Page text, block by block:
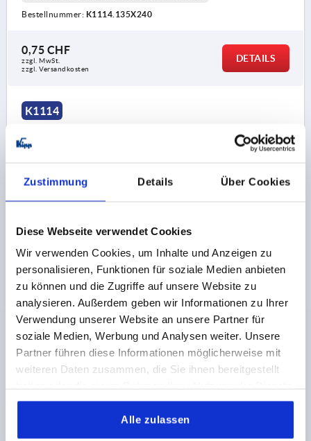
Zustimmung Details Über Cookies
Diese Webseite verwendet Cookies
Wir verwenden Cookies, um Inhalte und Anzeigen zu
personalisieren, Funktionen für soziale Medien anbieten
zu können und die Zugriffe auf unsere Website zu
analysieren. Außerdem geben wir Informationen zu Ihrer
Verwendung unserer Website an unsere Partner für
soziale Medien, Werbung und Analysen weiter. Unsere
Partner führen diese Informationen möglicherweise mit
weiteren Daten zusammen, die Sie ihnen bereitgestellt
gesammelt haben.
Alle zulassen
Bestellnummer: K1114.135X240
0,75 CHF
zzgl. MwSt.
zzgl. Versandkosten
DETAILS
K1114
ZUNGE MIT ANSCHLAG, NACH OBEN GEKRÖPFT L=45,
AUSFÜHRUNG 1=MIT ANSCHLAG
AUSFÜHRUNG 2=NACH OBEN GEKRÖPFT
BREITE=19,5
B1=8,1
18=4 24=10 30=16 40=26
50=36
ZUNGENLÄNGE=45
PASSEND ZU DREHRIEGEL KIPP =K1113
Bestellnummer: K1114.145X040
zzgl. MwSt.